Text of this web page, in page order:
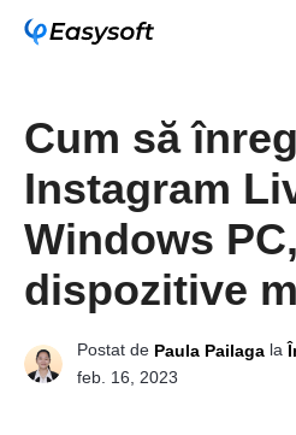
Cum să
Instagram
Windows
dispozitive
Postat de Paula Pailaga la
feb. 16, 2023